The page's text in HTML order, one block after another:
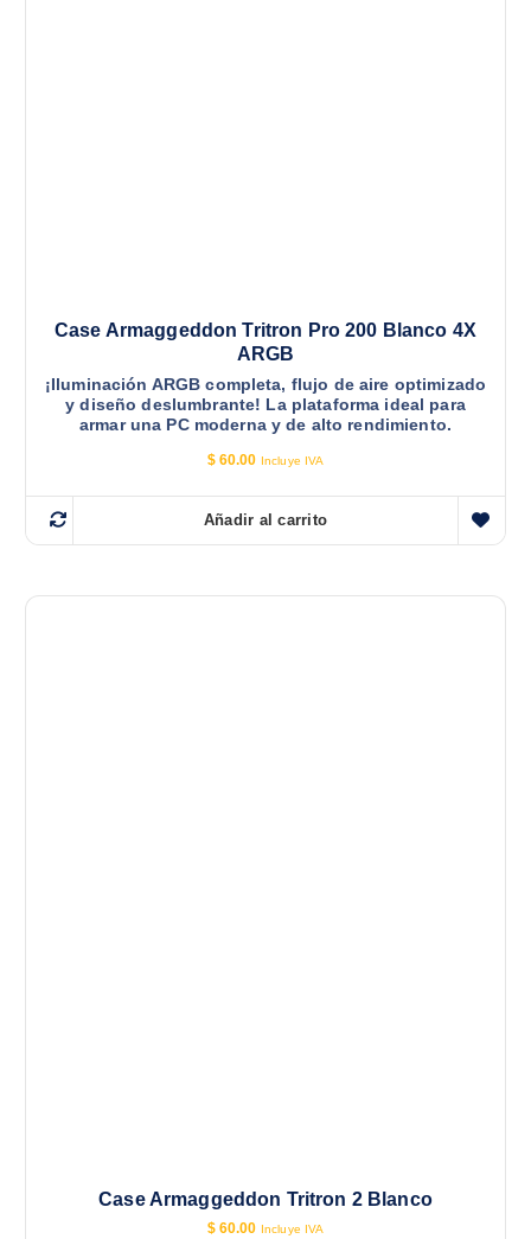
Case Armaggeddon Tritron Pro 200 Blanco 4X
ARGB
¡Iluminación ARGB completa, flujo de aire optimizado
y diseño deslumbrante! La plataforma ideal para
armar una PC moderna y de alto rendimiento.
$60.00 Incluye IVA
Añadir al carrito
Case Armaggeddon Tritron 2 Blanco
$60.00 Incluye IVA